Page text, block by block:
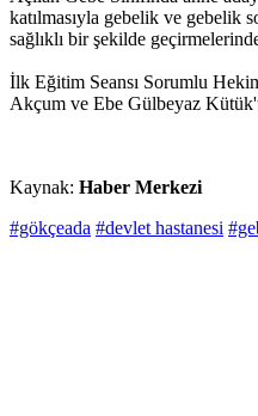
katılmasıyla gebelik ve gebelik
sağlıklı bir şekilde
İlk Eğitim Seansı Sorumlu
Akçum ve Ebe Gülbeyaz
Kaynak: Haber Merkezi
#gökçeada #devlet hastanesi